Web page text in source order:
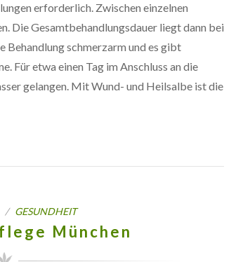
erforderlich. Zwischen einzelnen
Die Gesamtbehandlungsdauer liegt dann bei
Behandlung schmerzarm und es gibt
Für etwa einen Tag im Anschluss an die
gelangen. Mit Wund- und Heilsalbe ist die
/ GESUNDHEIT
München